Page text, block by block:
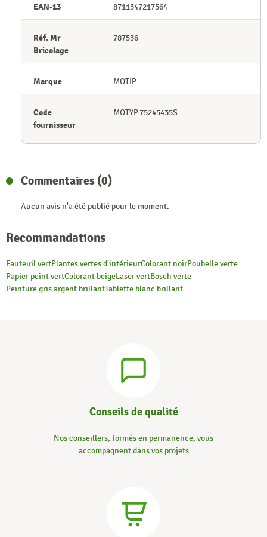
EAN-13 8711347217564
Réf. Mr
Bricolage
787536
Marque MOTIP
Code
fournisseur
MOTYP.75245435S
Commentaires (0)
Aucun avis n'a été publié pour le moment.
Recommandations
Fauteuil vertPlantes vertes d'intérieurColorant noirPoubelle verte
Papier peint vertColorant beigeLaser vertBosch verte
Peinture gris argent brillantTablette blanc brillant
Conseils de qualité
Nos conseillers, formés en permanence, vous
accompagnent dans vos projets